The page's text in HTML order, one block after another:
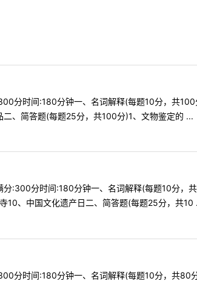
分时间:180分钟一、名词解释(每题10分，共
、简答题(每题25分，共100分)1、文物鉴定的 ...
:300分时间:180分钟一、名词解释(每题10分，
10、中国文化遗产日二、简答题(每题25分，共10
分时间:180分钟一、名词解释(每题10分，共80